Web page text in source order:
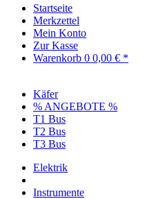
Startseite
Merkzettel
Mein Konto
Zur Kasse
Warenkorb 0 0,00 € *
Käfer
% ANGEBOTE %
T1 Bus
T2 Bus
T3 Bus
Elektrik
Instrumente